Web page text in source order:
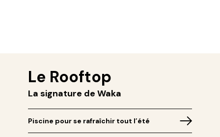
Le Rooftop
La signature de Waka
Piscine pour se rafraîchir tout l’été